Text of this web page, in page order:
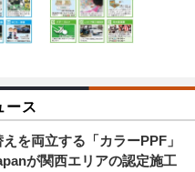
ース
を両立する「カラーPPF」
が関西エリアの認定施工